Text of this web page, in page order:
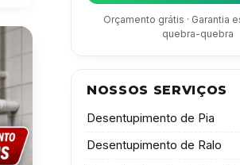
Orçamento grátis · Garantia
quebra-quebra
NOSSOS SERVIÇOS
Desentupimento de Pia
Desentupimento de Ralo